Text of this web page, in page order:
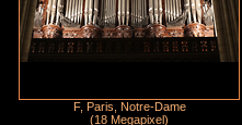
F, Paris, Notre-Dame
(18 Megapixel)